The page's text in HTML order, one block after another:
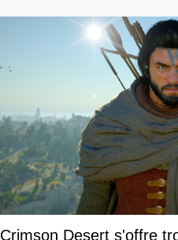
Crimson Desert s'offre